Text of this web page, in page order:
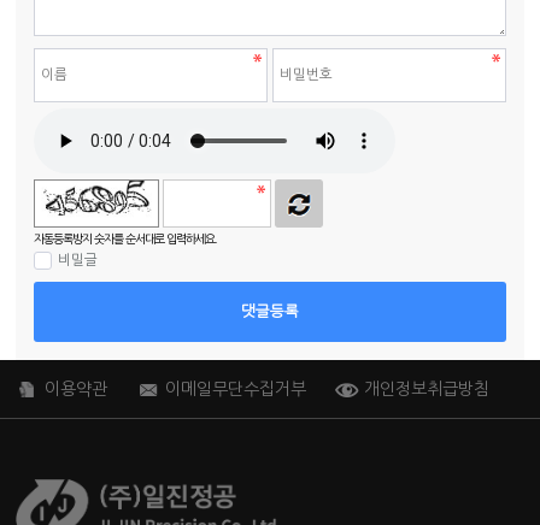
자동등록방지 숫자를 순서대로 입력하세요.
비밀글
댓글등록
이용약관 이메일무단수집거부 개인정보취급방침